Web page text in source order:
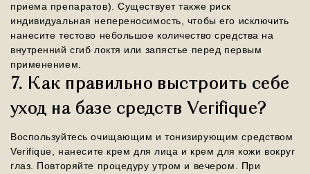
приема препаратов). Существует также риск
индивидуальная непереносимость, чтобы его исключить
нанесите тестово небольшое количество средства на
внутренний сгиб локтя или запястье перед первым
применением.
7. Как правильно выстроить себе
уход на базе средств Verifique?
Воспользуйтесь очищающим и тонизирующим средством
Verifique, нанесите крем для лица и крем для кожи вокруг
глаз. Повторяйте процедуру утром и вечером. При